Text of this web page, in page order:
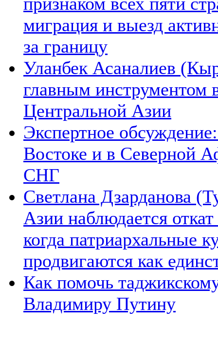
миграция и выезд
за границу
Уланбек Асаналиев
главным инструментом
Центральной Азии
Экспертное
Востоке и в Северной
СНГ
Светлана Дзарданова
Азии наблюдается
когда патриархальные
продвигаются как
Как помочь
Владимиру Путину